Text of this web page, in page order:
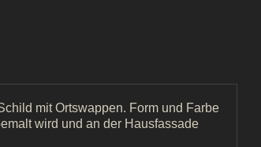
mit Ortswappen. Form und Farbe
wird und an der Hausfassade